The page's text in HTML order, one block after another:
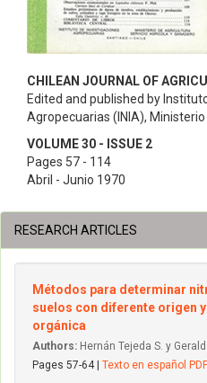
CHILEAN JOURNAL OF
Edited and published by
Agropecuarias (INIA),
VOLUME 30 - ISSUE 2
Pages 57 - 114
Abril - Junio 1970
RESEARCH ARTICLES
Métodos para determinar
suelos con diferente origen
orgánica
Authors: Hernán Tejeda S. y
Pages 57-64 | Texto en español PDF